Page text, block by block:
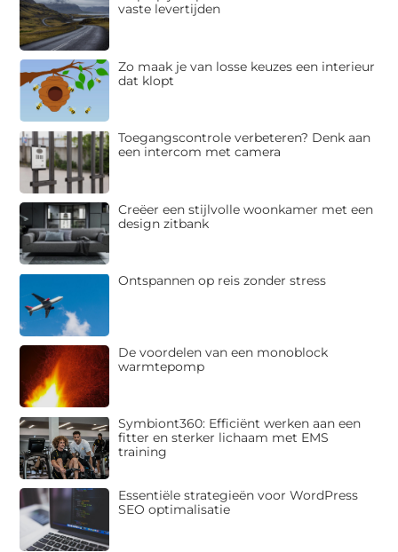
vaste levertijden
Zo maak je van losse keuzes een interieur
dat klopt
Toegangscontrole verbeteren? Denk aan
een intercom met camera
Creëer een stijlvolle woonkamer met een
design zitbank
Ontspannen op reis zonder stress
De voordelen van een monoblock
warmtepomp
Symbiont360: Efficiënt werken aan een
fitter en sterker lichaam met EMS
training
Essentiële strategieën voor WordPress
SEO optimalisatie